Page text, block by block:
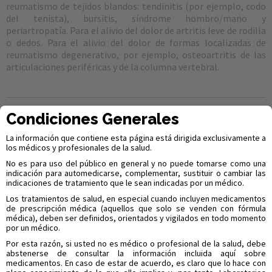
Condiciones Generales
La información que contiene esta página está dirigida exclusivamente a
los médicos y profesionales de la salud.
No es para uso del público en general y no puede tomarse como una
indicación para automedicarse, complementar, sustituir o cambiar las
indicaciones de tratamiento que le sean indicadas por un médico.
Los tratamientos de salud, en especial cuando incluyen medicamentos
de prescripción médica (aquellos que solo se venden con fórmula
médica), deben ser definidos, orientados y vigilados en todo momento
por un médico.
Por esta razón, si usted no es médico o profesional de la salud, debe
abstenerse de consultar la información incluida aquí sobre
medicamentos. En caso de estar de acuerdo, es claro que lo hace con
reumatismo de tejidos blandos: tendinitis (por ejemplo, codo
del tenista), bursitis, síndrome hombro/mano y
periartropatía. Para el alivio del dolor de artritis leve de rodilla
o dedos. Para el alivio del dolor de formas localizadas de
reumatismo degenerativo, por ejemplo, osteoartritis de las
articulaciones periféricas y de la columna vertebral.
CONTRAINDICACIONES Y ADVERTENCIAS
ATLETIC'S® AEROSOL: hipersensibilidad conocida al
diclofenaco o algún otro componente de la formulación. Está
también contraindicado en pacientes a quienes el ácido
acetilsaliciuco u otras sustancias anti-inflamatorias no
esteroides (AINES) les causan ataques de asma, urticaria o
rinitis aguda.
ATLETIC'S® GEL:
hipersensibilidad conocida al diclofenaco o a
cualquiera de los excipientes. Pacientes en quienes los ataques
de asma, urticaria o rinitis aguda son provocados por el ácido
acetilsalicílico u otros medicamentos antiinflamatorios no